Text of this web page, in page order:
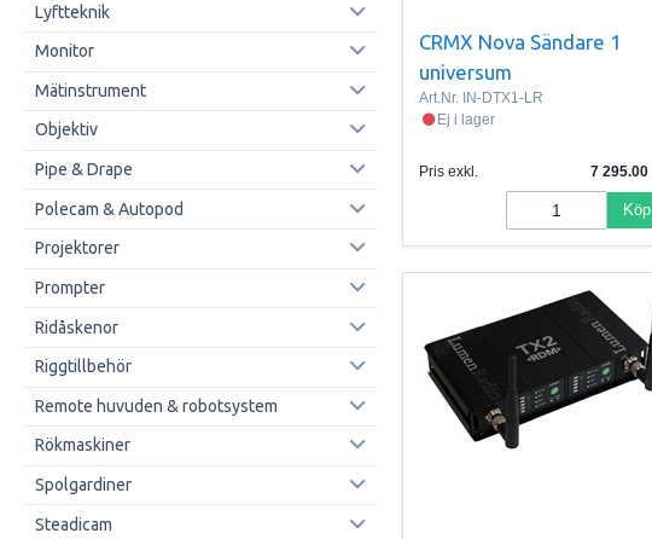
Lyftteknik
Monitor
Mätinstrument
Objektiv
Pipe & Drape
Polecam & Autopod
Projektorer
Prompter
Ridåskenor
Riggtillbehör
Remote huvuden & robotsystem
Rökmaskiner
Spolgardiner
Steadicam
CRMX Nova Sändare 1
universum
Art.Nr. IN-DTX1-LR
Ej i lager
Pris exkl. 7 295.00
Köp